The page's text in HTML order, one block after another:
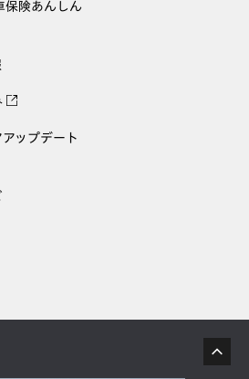
保険あんしん
ップデート